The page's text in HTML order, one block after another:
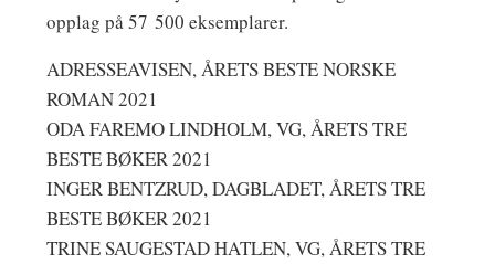
opplag på 57 500 eksemplarer.
ADRESSEAVISEN, ÅRETS BESTE NORSKE
ROMAN 2021
ODA FAREMO LINDHOLM, VG, ÅRETS TRE
BESTE BØKER 2021
INGER BENTZRUD, DAGBLADET, ÅRETS TRE
BESTE BØKER 2021
TRINE SAUGESTAD HATLEN, VG, ÅRETS TRE